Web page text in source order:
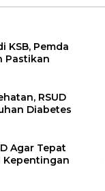
KSB, Pemda
Pastikan
RSUD
Diabetes
Agar Tepat
Kepentingan